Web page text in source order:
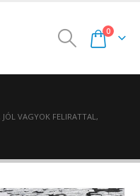
0
VAGYOK FELIRATTAL,